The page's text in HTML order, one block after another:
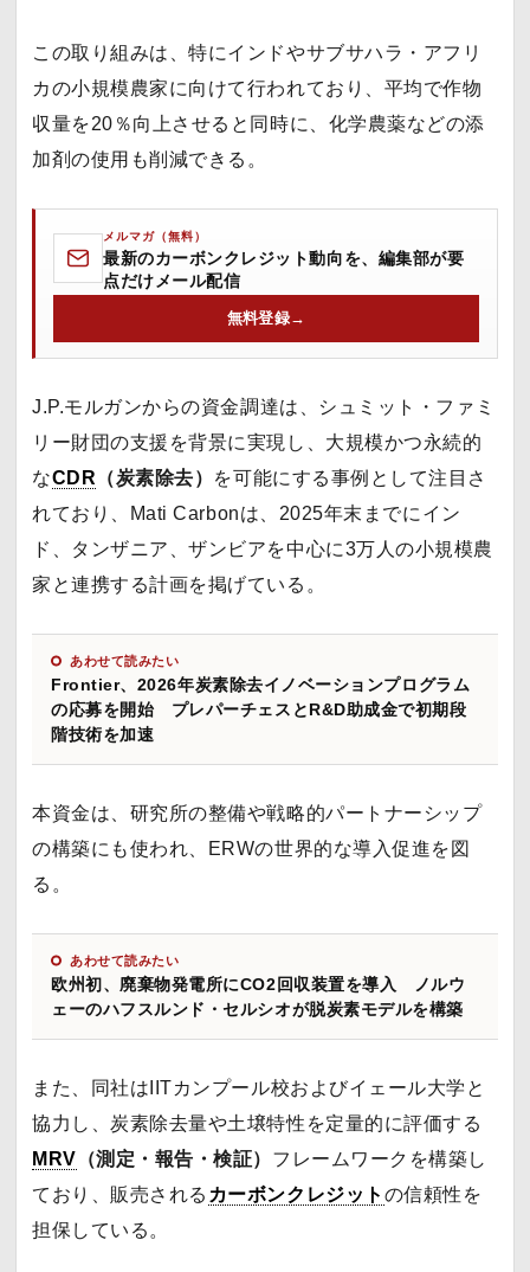
この取り組みは、特にインドやサブサハラ・アフリ
カの小規模農家に向けて行われており、平均で作物
収量を20％向上させると同時に、化学農薬などの添
加剤の使用も削減できる。
メルマガ（無料）
最新のカーボンクレジット動向を、編集部が要
点だけメール配信
無料登録→
J.P.モルガンからの資金調達は、シュミット・ファミ
リー財団の支援を背景に実現し、大規模かつ永続的
なCDR （炭素除去） を可能にする事例として注目さ
れており、Mati Carbonは、2025年末までにイン
ド、タンザニア、ザンビアを中心に3万人の小規模農
家と連携する計画を掲げている。
あわせて読みたい
Frontier、2026年炭素除去イノベーションプログラム
の応募を開始 プレパーチェスとR&D助成金で初期段
階技術を加速
本資金は、研究所の整備や戦略的パートナーシップ
の構築にも使われ、ERWの世界的な導入促進を図
る。
あわせて読みたい
欧州初、廃棄物発電所にCO2回収装置を導入 ノルウ
ェーのハフスルンド・セルシオが脱炭素モデルを構築
また、同社はIITカンプール校およびイェール大学と
協力し、炭素除去量や土壌特性を定量的に評価する
MRV （測定・報告・検証） フレームワークを構築し
ており、販売される カーボンクレジット の信頼性を
担保している。